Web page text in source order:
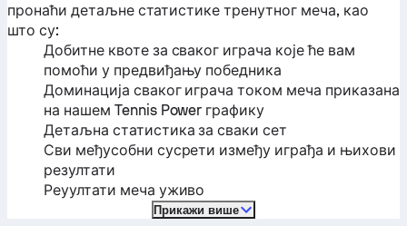
пронаћи детаљне статистике тренутног меча, као
што су:
Добитне квоте за сваког играча које ће вам
помоћи у предвиђању победника
Доминација сваког играча током меча приказана
на нашем Tennis Power графику
Детаљна статистика за сваки сет
Сви међусобни сусрети између играђа и њихови
резултати
Реуултати меча уживо
Прикажи више